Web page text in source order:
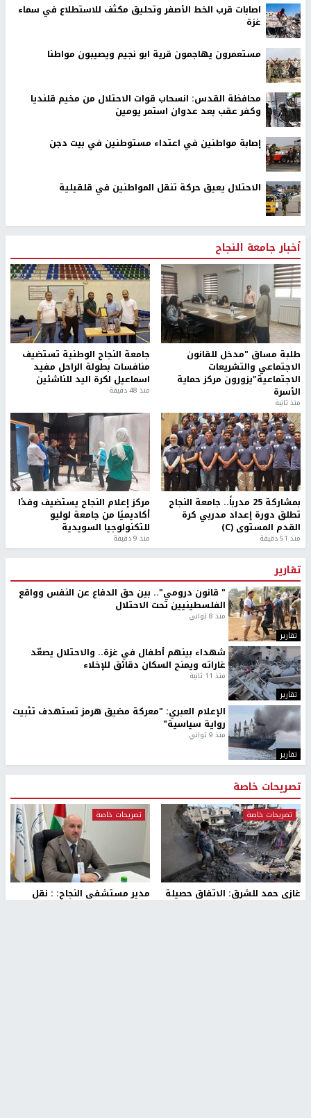
اصابات قرب الخط الأصفر وتحليق مكثف للاستطلاع في سماء
غزة
مستعمرون يهاجمون قرية ابو نجيم ويصيبون مواطنا
محافظة القدس: انسحاب قوات الاحتلال من مخيم قلنديا
وكفر عقب بعد عدوان استمر يومين
إصابة مواطنين في اعتداء مستوطنين في بيت دجن
الاحتلال يعيق حركة تنقل المواطنين في قلقيلية
أخبار جامعة النجاح
طلبة مساق "مدخل للقانون
الاجتماعي والتشريعات
الاجتماعية"يزورون مركز حماية
الأسرة
منذ ثانية
جامعة النجاح الوطنية تستضيف
منافسات بطولة الراحل مفيد
اسماعيل لكرة اليد للناشئين
منذ 48 دقيقة
بمشاركة 25 مدرباً.. جامعة النجاح
تطلق دورة إعداد مدربي كرة
القدم المستوى (C)
منذ 51 دقيقة
مركز إعلام النجاح يستضيف وفدًا
أكاديميًا من جامعة لوليو
للتكنولوجيا السويدية
منذ 9 دقيقة
تقارير
تقارير
" قانون درومي".. بين حق الدفاع عن النفس وواقع
الفلسطينيين تحت الاحتلال
منذ 8 ثواني
تقارير
شهداء بينهم أطفال في غزة.. والاحتلال يصعّد
غاراته ويمنح السكان دقائق للإخلاء
منذ 11 ثانية
تقارير
الإعلام العبري: "معركة مضيق هرمز تستهدف تثبيت
رواية سياسية"
منذ 9 ثواني
تصريحات خاصة
تصريحات خاصة
غازي حمد للشرق: الاتفاق حصيلة
تصريحات خاصة
مدير مستشفى النجاح: : نقل